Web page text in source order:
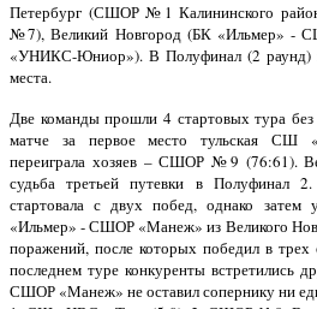
Петербург (СШОР №1 Калининского
№7), Великий Новгород (БК «Ильмер» -
«УНИКС-Юниор»). В Полуфинал (2 раунд)
места.
Две команды прошли 4 стартовых тура
матче за первое место тульская СШ
переиграла хозяев – СШОР №9 (76:61).
судьба третьей путевки в
стартовала с двух побед, однако
«Ильмер» - СШОР «Манеж» из Великого
поражений, после которых победил в
последнем туре конкуренты встретились
СШОР «Манеж» не оставил сопернику ни